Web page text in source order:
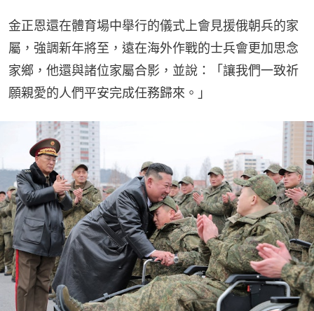
金正恩還在體育場中舉行的儀式上會見援俄朝兵的家
屬，強調新年將至，遠在海外作戰的士兵會更加思念
家鄉，他還與諸位家屬合影，並說：「讓我們一致祈
願親愛的人們平安完成任務歸來。」